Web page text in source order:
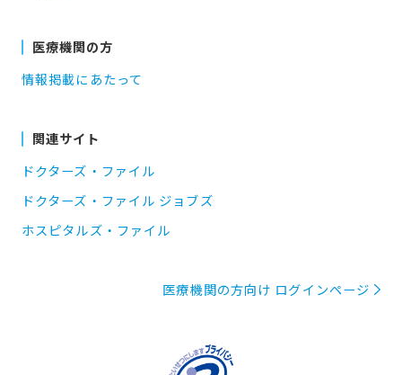
医療機関の方
情報掲載にあたって
関連サイト
ドクターズ・ファイル
ドクターズ・ファイル ジョブズ
ホスピタルズ・ファイル
医療機関の方向け ログインページ